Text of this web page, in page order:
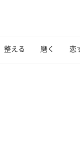
整える 磨く 恋